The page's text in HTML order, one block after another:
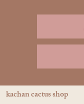
kachan cactus shop